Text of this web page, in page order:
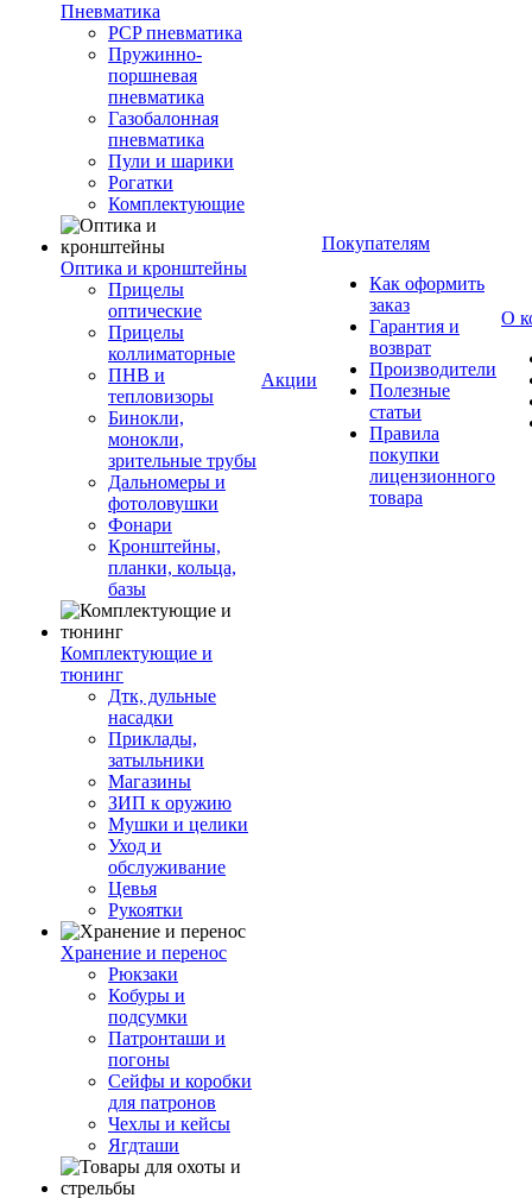
Пневматика
PCP пневматика
Пружинно-
поршневая
пневматика
Газобалонная
пневматика
Пули и шарики
Рогатки
Комплектующие
Оптика и кронштейны
Прицелы
оптические
Прицелы
коллиматорные
ПНВ и
тепловизоры
Бинокли,
монокли,
зрительные трубы
Дальномеры и
фотоловушки
Фонари
Кронштейны,
планки, кольца,
базы
Комплектующие и
тюнинг
Дтк, дульные
насадки
Приклады,
затыльники
Магазины
ЗИП к оружию
Мушки и целики
Уход и
обслуживание
Цевья
Рукоятки
Хранение и перенос
Рюкзаки
Кобуры и
подсумки
Патронташи и
погоны
Сейфы и коробки
для патронов
Чехлы и кейсы
Ягдташи
Акции
Покупателям
Как оформить
заказ
Гарантия и
возврат
Производители
Полезные
статьи
Правила
покупки
лицензионного
товара
О